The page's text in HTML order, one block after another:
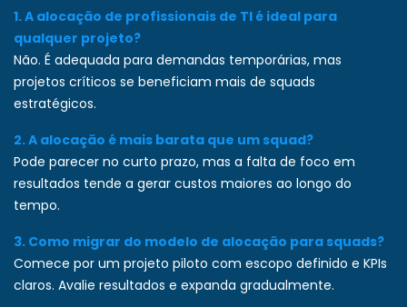
1. A alocação de profissionais de TI é ideal para
qualquer projeto?
Não. É adequada para demandas temporárias, mas
projetos críticos se beneficiam mais de squads
estratégicos.
2. A alocação é mais barata que um squad?
Pode parecer no curto prazo, mas a falta de foco em
resultados tende a gerar custos maiores ao longo do
tempo.
3. Como migrar do modelo de alocação para squads?
Comece por um projeto piloto com escopo definido e KPIs
claros. Avalie resultados e expanda gradualmente.